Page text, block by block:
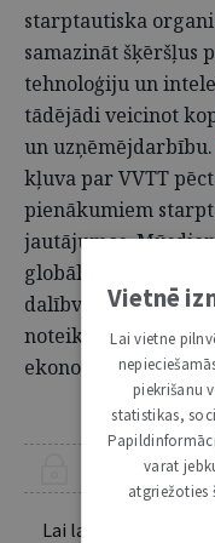
starptautiska
samazināt šķēršļus
tehnoloģiju un
tādējādi veicinot
un uzņēmējdarbību.
kļuva par VVTT
pienākumiem
jautājumos.
globālās
dalībvalstu skaitu,
noteikumiem un
ekonomisko un
ŠIS RAKSTS
Lai lasītu šo rakstu
Vietnē
Lai vietne
piekrišanu
statistikas,
varat
atgriežoties